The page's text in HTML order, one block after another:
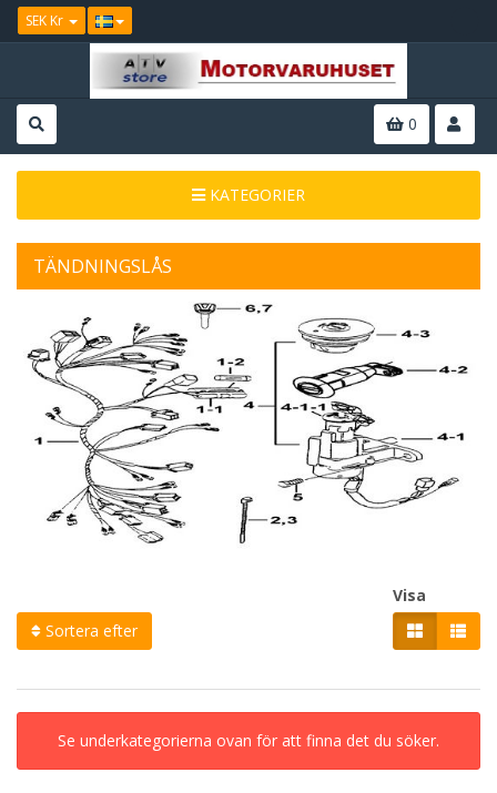
SEK Kr
0
KATEGORIER
TÄNDNINGSLÅS
Sortera efter
Visa
Se underkategorierna ovan för att finna det du söker.